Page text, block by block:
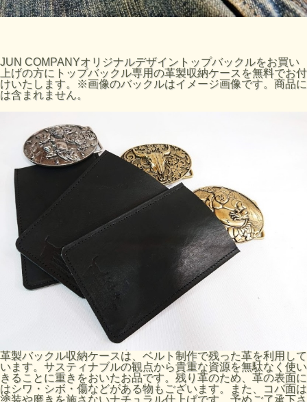
JUN COMPANYオリジナルデザイントップバックルをお買い
上げの方にトップバックル専用の革製収納ケースを無料でお付
けいたします。※画像のバックルはイメージ画像です。商品に
は含まれません。
革製バックル収納ケースは、ベルト制作で残った革を利用して
います。サスティナブルの観点から貴重な資源を無駄なく使い
きることに重きをおいたお品です。残り革のため、革の表面に
はシワ・シボ・傷などがある物もございます。また、コバ面は
塗装や磨きを施さないナチュラル仕上げです。予めご了承下さ